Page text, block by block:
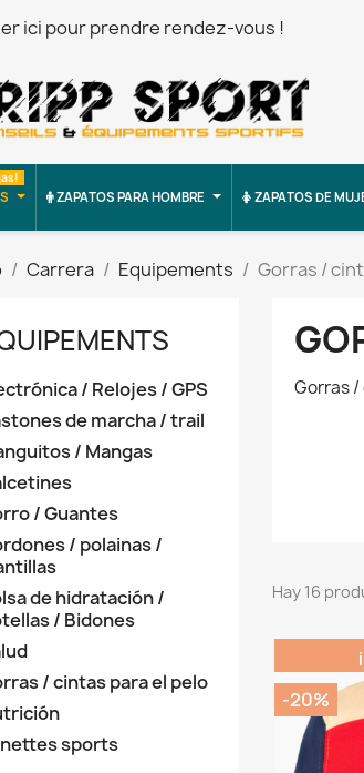
ici pour prendre rendez-vous !
ZAPATOS PARA HOMBRE ZAPATOS DE
Carrera Equipements Gorras /
/ Relojes / GPS
de marcha / trail
/ Mangas
/ Guantes
/ polainas /
de hidratación /
/ Bidones
/ cintas para el pelo
sports
Gorras /
Hay 16
-20%